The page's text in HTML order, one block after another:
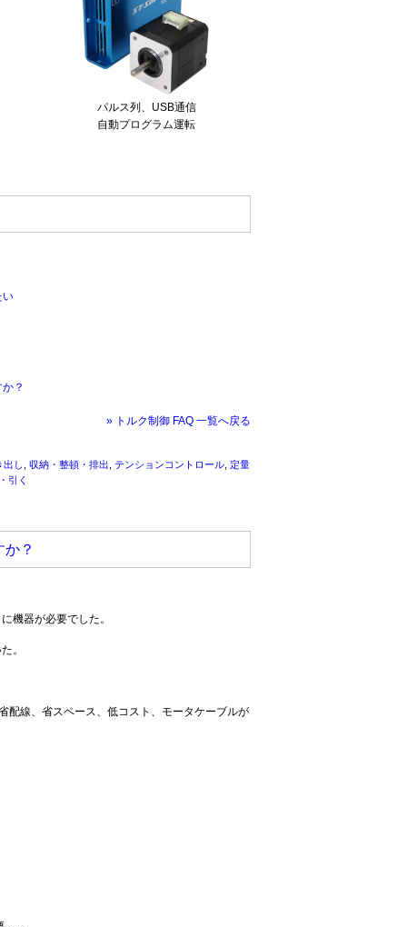
パルス列、USB通信
自動プログラム運転
い
？
» トルク制御 FAQ 一覧へ戻る
出し 収納・整頓・排出 テンションコントロール 定量
引く
？
機器が必要でした。
。
配線、省スペース、低コスト、モータケーブルが